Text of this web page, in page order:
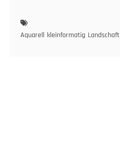
Aquarell kleinformatig Landschaft